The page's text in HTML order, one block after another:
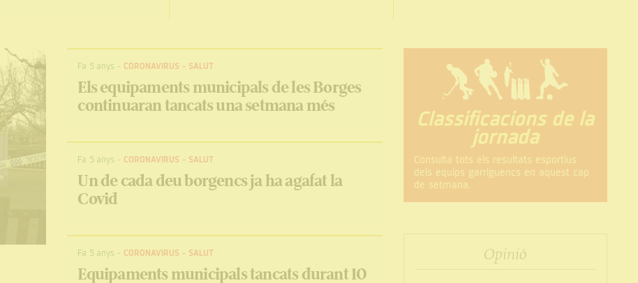
Fa 5 anys - CORONAVIRUS - SALUT
Els equipaments municipals de les Borges
continuaran tancats una setmana més
Fa 5 anys - CORONAVIRUS - SALUT
Un de cada deu borgencs ja ha agafat la
Covid
Fa 5 anys - CORONAVIRUS - SALUT
Equipaments municipals tancats durant 10
Classificacions de la
jornada
Consulta tots els resultats esportius
dels equips garriguencs en aquest cap
de setmana.
Opinió